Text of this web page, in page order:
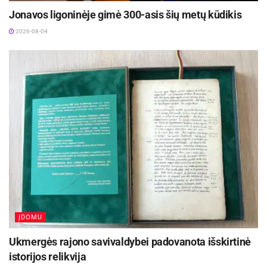
pataria R. Bogušienė. Pasak jos, visiškai reikėtų
atsisakyti minties ant laužo kepti rūkytas dešreles.
Rūkytuose gaminiuose ir pusgaminiuose dažniausiai
yra nitritinės druskos, kuri kepimo metu išskiria
kancerogenines medžiagas – nitrozaminus. Be to,
svarbu atminti, kad net ir prie pačios liesiausios ir
lengvai virškinamos mėsos lėkštėje turėtų būti šviežių
daržovių.
Desertai. Galvojant apie saldėsius ir grilį, turbūt
daugelis įsivaizduoja Vakarų šalyse itin populiarų ir
Lietuvoje vis dažniau gamtoje valgomą desertą –
keptus zefyrus. Mitybos ekspertė pataria atsisakyti šio
saldumyno, kurio pagrindą sudaro rafinuotas cukrus ir
vanduo. Virš ugnies kepami zefyrai greitai apanglėja,
tad kartu su didžiule cukraus doze vaikai gaus ir
kancerogenų. Sveika alternatyva šiam desertui galėtų
Jonavos ligoninėje gimė 300-asis šių metų kūdikis
2026-08-04
ĮDOMU
Ukmergės rajono savivaldybei padovanota išskirtinė
istorijos relikvija